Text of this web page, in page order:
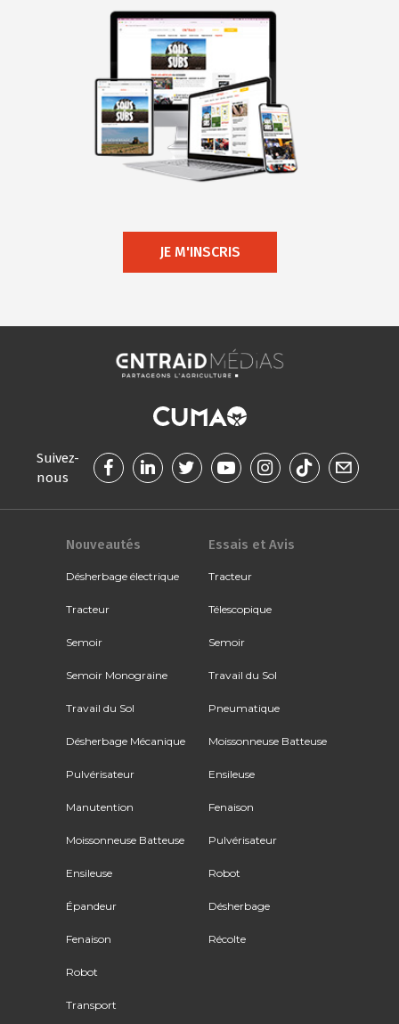
JE M'INSCRIS
Suivez-
nous
Nouveautés
Désherbage électrique
Tracteur
Semoir
Semoir Monograine
Travail du Sol
Désherbage Mécanique
Pulvérisateur
Manutention
Moissonneuse Batteuse
Ensileuse
Épandeur
Fenaison
Robot
Transport
Essais et Avis
Tracteur
Télescopique
Semoir
Travail du Sol
Pneumatique
Moissonneuse Batteuse
Ensileuse
Fenaison
Pulvérisateur
Robot
Désherbage
Récolte